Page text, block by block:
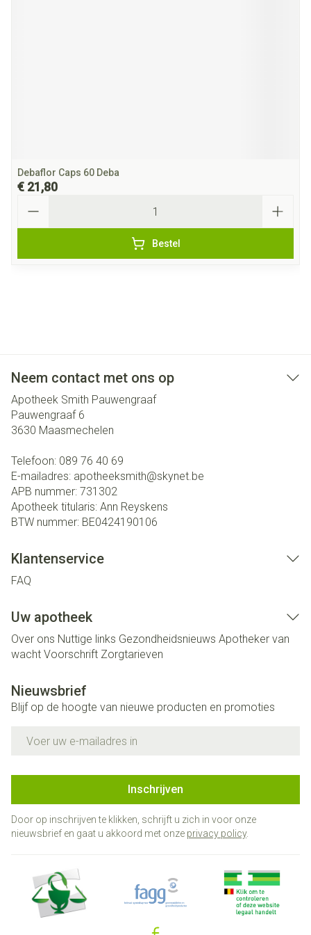
Debaflor Caps 60 Deba
€ 21,80
Bestel
Neem contact met ons op
Apotheek Smith Pauwengraaf
Pauwengraaf 6
3630 Maasmechelen
Telefoon: 089 76 40 69
E-mailadres: apotheeksmith@skynet.be
APB nummer: 731302
Apotheek titularis: Ann Reyskens
BTW nummer: BE0424190106
Klantenservice
FAQ
Uw apotheek
Over ons Nuttige links Gezondheidsnieuws Apotheker van
wacht Voorschrift Zorgtarieven
Nieuwsbrief
Blijf op de hoogte van nieuwe producten en promoties
Inschrijven
Door op inschrijven te klikken, schrijft u zich in voor onze
nieuwsbrief en gaat u akkoord met onze privacy policy.